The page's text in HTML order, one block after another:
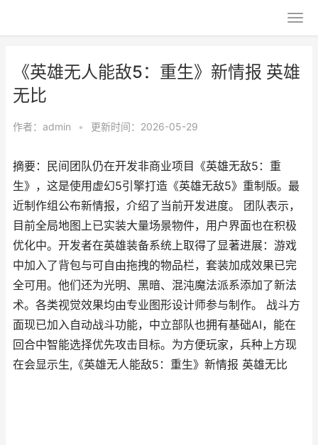
《英雄无人能敌5：重生》新情报 英雄
无比
作者： admin • 更新时间：2026-05-29
摘要：民间团队仍在开发非商业项目《英雄无敌5：重
生》，这是使用虚幻5引擎打造《英雄无敌5》重制版。最
近制作组公布新情报，介绍了当前开发进度。 团队表示，
目前全局地图上已实装大量场景物件，用户界面也在积极
优化中。开发者在英雄装备系统上取得了显著进展：游戏
中加入了背包与可自由拖拽的物品栏，套装加成效果已完
全可用。他们还为光明、黑暗、混沌魔法派系添加了新法
术。各类视觉效果均由专业图形设计师参与制作。 战斗方
面现已加入自动战斗功能，中立部队也拥有基础AI，能在
回合中智能选择优先攻击目标。为方便玩家，兵种上方现
在会显示生,《英雄无人能敌5：重生》新情报 英雄无比